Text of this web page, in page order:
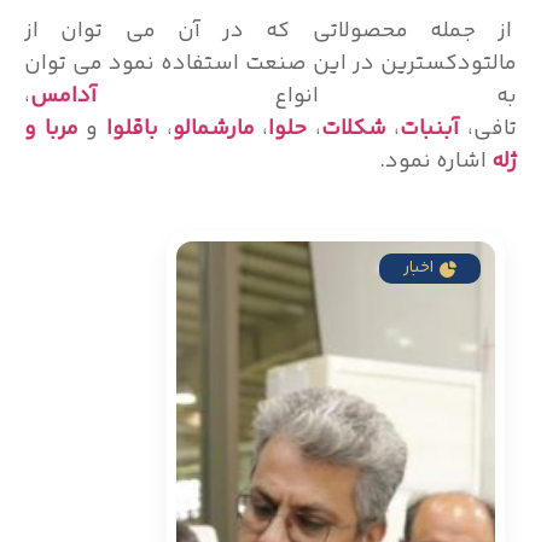
از جمله محصولاتی که در آن می توان از
مالتودکسترین در این صنعت استفاده نمود می توان
به انواعآدامس،
تافی،آبنبات، شکلات، حلوا، مارشمالو، باقلوا و مربا و
ژله اشاره نمود.
اخبار